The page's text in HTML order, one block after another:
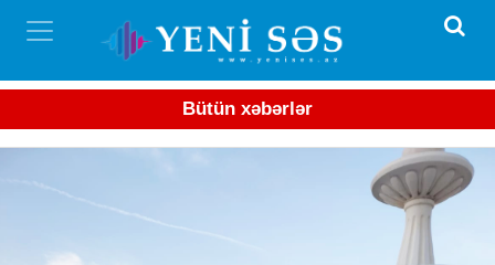
Bütün xəbərlər